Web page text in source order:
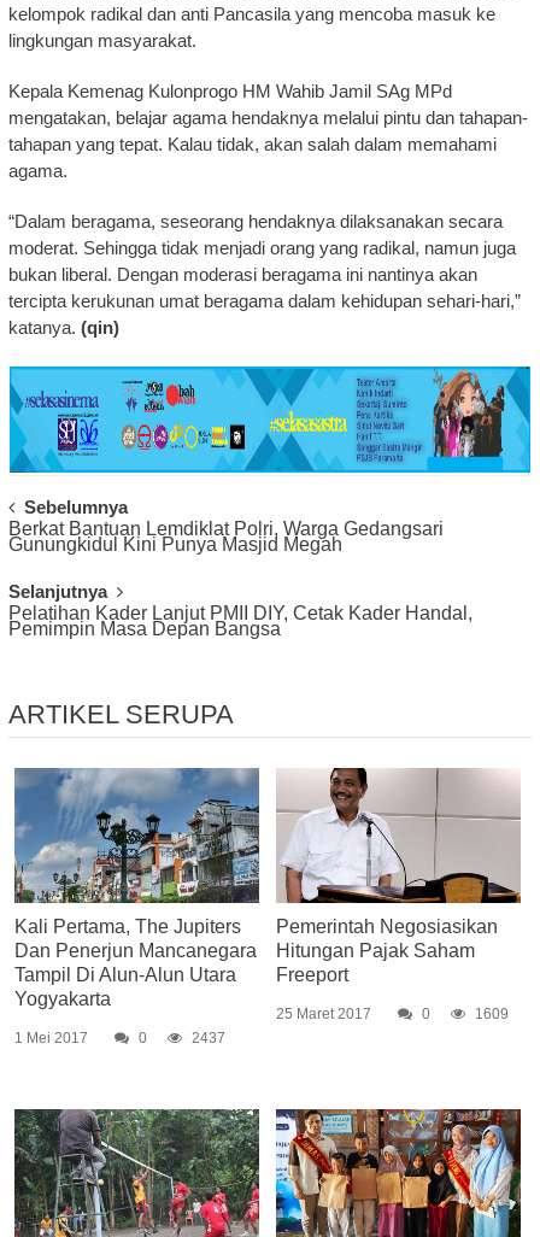
kelompok radikal dan anti Pancasila yang mencoba masuk ke
lingkungan masyarakat.
Kepala Kemenag Kulonprogo HM Wahib Jamil SAg MPd
mengatakan, belajar agama hendaknya melalui pintu dan tahapan-
tahapan yang tepat. Kalau tidak, akan salah dalam memahami
agama.
“Dalam beragama, seseorang hendaknya dilaksanakan secara
moderat. Sehingga tidak menjadi orang yang radikal, namun juga
bukan liberal. Dengan moderasi beragama ini nantinya akan
tercipta kerukunan umat beragama dalam kehidupan sehari-hari,”
katanya. (qin)
Post
Navigation
Sebelumnya
Berkat Bantuan Lemdiklat Polri, Warga Gedangsari
Gunungkidul Kini Punya Masjid Megah
Selanjutnya
Pelatihan Kader Lanjut PMII DIY, Cetak Kader Handal,
Pemimpin Masa Depan Bangsa
ARTIKEL SERUPA
Kali Pertama, The Jupiters
Dan Penerjun Mancanegara
Tampil Di Alun-Alun Utara
Yogyakarta
1 Mei 2017 0 2437
Pemerintah Negosiasikan
Hitungan Pajak Saham
Freeport
25 Maret 2017 0 1609